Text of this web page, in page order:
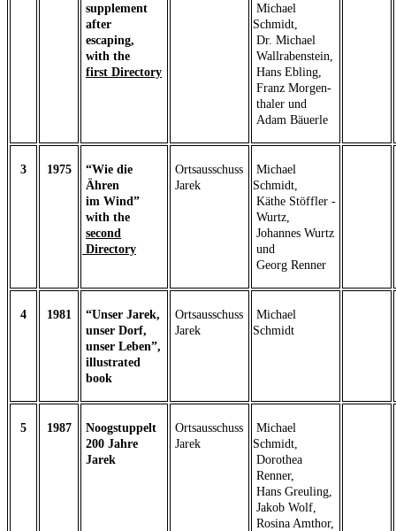
supplement
after
escaping,
with the
first Directory
Michael
Schmidt,
Dr. Michael
Wallrabenstein,
Hans Ebling,
Franz Morgen-
thaler und
Adam Bäuerle
3 1975
“Wie die
Ähren
im Wind”
with the
second
Directory
Ortsausschuss
Jarek
Michael
Schmidt,
Käthe Stöffler -
Wurtz,
Johannes Wurtz
und
Georg Renner
4 1981
“Unser Jarek,
unser Dorf,
unser Leben”,
illustrated
book
Ortsausschuss
Jarek
Michael
Schmidt
5 1987
Noogstuppelt
200 Jahre
Jarek
Ortsausschuss
Jarek
Michael
Schmidt,
Dorothea
Renner,
Hans Greuling,
Jakob Wolf,
Rosina Amthor,